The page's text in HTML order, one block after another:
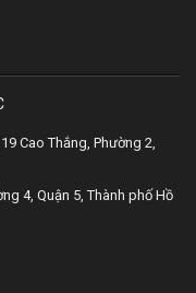
Cao Thắng, Phường 2,
4, Quận 5, Thành phố Hồ